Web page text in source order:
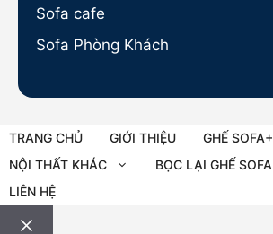
Sofa cafe
Sofa Phòng Khách
TRANG CHỦ GIỚI THIỆU GHẾ SOFA+
NỘI THẤT KHÁC
BỌC LẠI GHẾ SOFA
LIÊN HỆ